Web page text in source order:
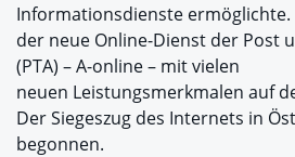
Informationsdienste ermöglichte.
der neue Online-Dienst der Post
(PTA) – A-online – mit vielen
neuen Leistungsmerkmalen auf
Der Siegeszug des Internets in
begonnen.